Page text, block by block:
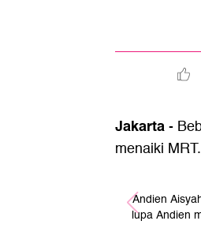
Jakarta-
menaiki
Andien
lupa Andien